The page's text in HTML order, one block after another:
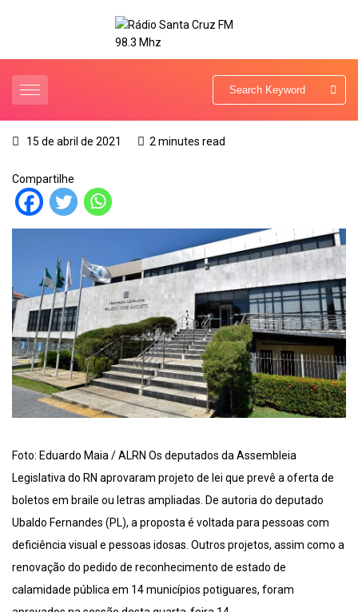
15 de abril de 2021 2 minutes read
Compartilhe
Foto: Eduardo Maia / ALRN Os deputados da Assembleia
Legislativa do RN aprovaram projeto de lei que prevê a oferta de
boletos em braile ou letras ampliadas. De autoria do deputado
Ubaldo Fernandes (PL), a proposta é voltada para pessoas com
deficiência visual e pessoas idosas. Outros projetos, assim como a
renovação do pedido de reconhecimento de estado de
calamidade pública em 14 municípios potiguares, foram